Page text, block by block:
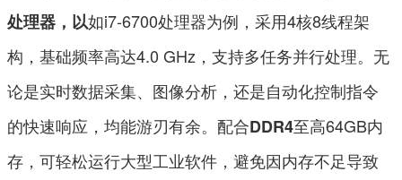
处理器，以如i7-6700处理器为例，采用4核8线程架
构，基础频率高达4.0 GHz，支持多任务并行处理。无
论是实时数据采集、图像分析，还是自动化控制指令
的快速响应，均能游刃有余。配合DDR4至高64GB内
存，可轻松运行大型工业软件，避免因内存不足导致